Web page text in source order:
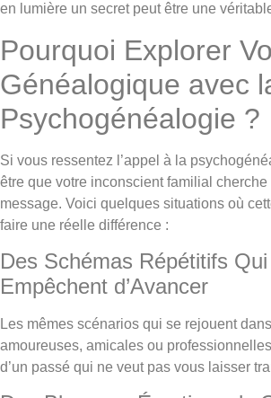
en lumière un secret peut être une
Pourquoi Explorer
Généalogique avec
Psychogénéalogie ?
Si vous ressentez l’appel à la
être que votre inconscient familial
message. Voici quelques situations où
faire une réelle différence :
Des Schémas Répétitifs
Empêchent d’Avancer
Les mêmes scénarios qui se rejouent
amoureuses, amicales ou
d’un passé qui ne veut pas vous laisser